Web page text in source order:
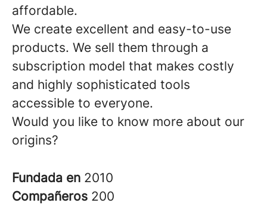
affordable.
We create excellent and easy-to-use
products. We sell them through a
subscription model that makes costly
and highly sophisticated tools
accessible to everyone.
Would you like to know more about our
origins?
Fundada en 2010
Compañeros 200